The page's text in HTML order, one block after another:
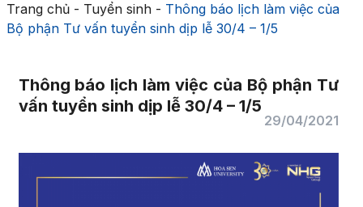
Trang chủ- Tuyển sinh- Thông báo lịch làm việc của
Bộ phận Tư vấn tuyển sinh dịp lễ 30/4 – 1/5
Thông báo lịch làm việc của Bộ phận Tư
vấn tuyển sinh dịp lễ 30/4 – 1/5
29/04/2021